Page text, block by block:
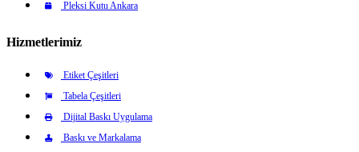
Pleksi Kutu Ankara
Hizmetlerimiz
Etiket Çeşitleri
Tabela Çeşitleri
Dijital Baskı Uygulama
Baskı ve Markalama